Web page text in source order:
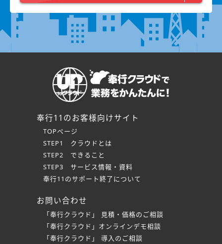
奉行11のお客様向けサイト
TOPページ
STEP1 クラウドとは
STEP2 できること
STEP3 サービス情報・資料
奉行11のサポート終了について
お問い合わせ
「奉行クラウド」 見積・価格のご相談
「奉行クラウド」オンラインデモ相談
「奉行クラウド」 導入のご相談